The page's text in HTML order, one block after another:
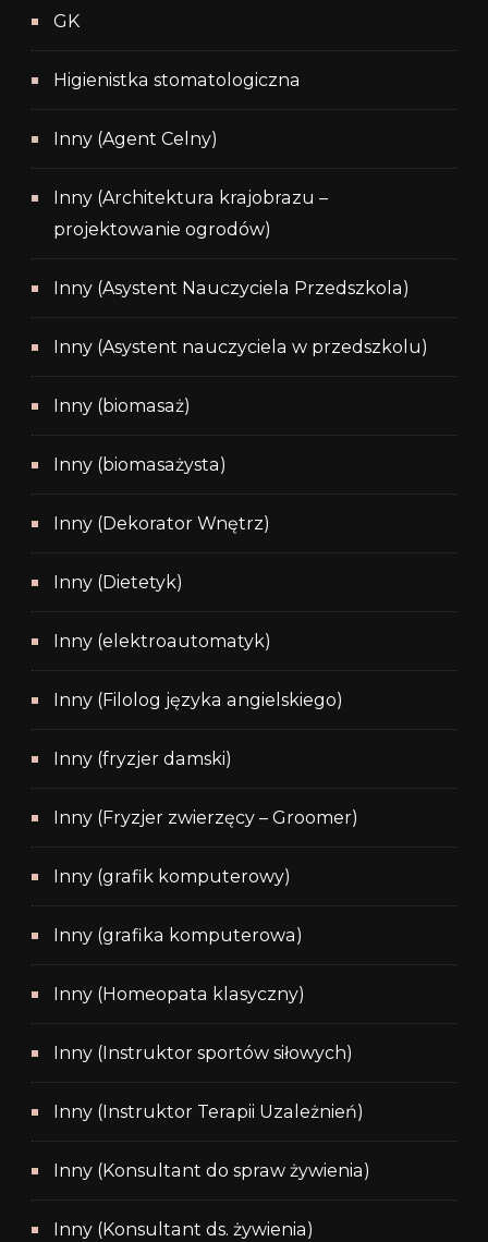
GK
Higienistka stomatologiczna
Inny (Agent Celny)
Inny (Architektura krajobrazu –
projektowanie ogrodów)
Inny (Asystent Nauczyciela Przedszkola)
Inny (Asystent nauczyciela w przedszkolu)
Inny (biomasaż)
Inny (biomasażysta)
Inny (Dekorator Wnętrz)
Inny (Dietetyk)
Inny (elektroautomatyk)
Inny (Filolog języka angielskiego)
Inny (fryzjer damski)
Inny (Fryzjer zwierzęcy – Groomer)
Inny (grafik komputerowy)
Inny (grafika komputerowa)
Inny (Homeopata klasyczny)
Inny (Instruktor sportów siłowych)
Inny (Instruktor Terapii Uzależnień)
Inny (Konsultant do spraw żywienia)
Inny (Konsultant ds. żywienia)